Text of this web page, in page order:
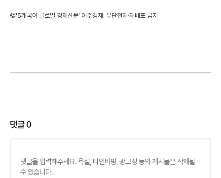
©'5개국어 글로벌 경제신문' 아주경제. 무단전재·재배포 금지
댓글0